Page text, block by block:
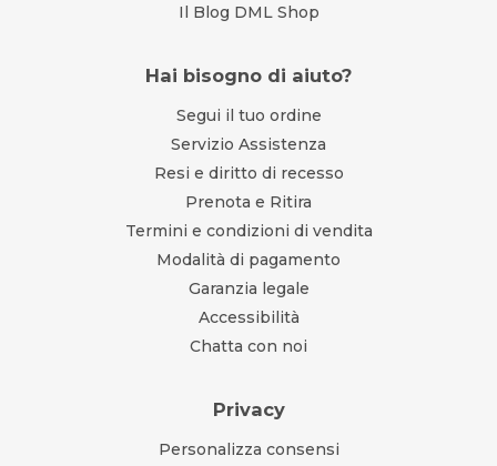
Il Blog DML Shop
Hai bisogno di aiuto?
Segui il tuo ordine
Servizio Assistenza
Resi e diritto di recesso
Prenota e Ritira
Termini e condizioni di vendita
Modalità di pagamento
Garanzia legale
Accessibilità
Chatta con noi
Privacy
Personalizza consensi